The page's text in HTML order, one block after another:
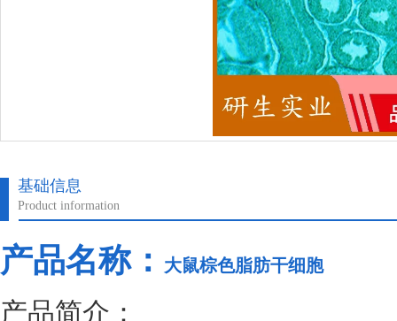
基础信息
Product information
产品名称： 大鼠棕色脂肪干细胞
产品简介：